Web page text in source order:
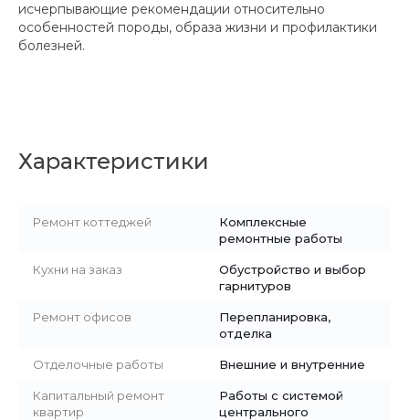
исчерпывающие рекомендации относительно
особенностей породы, образа жизни и профилактики
болезней.
Характеристики
Ремонт коттеджей
Комплексные
ремонтные работы
Кухни на заказ
Обустройство и выбор
гарнитуров
Ремонт офисов
Перепланировка,
отделка
Отделочные работы Внешние и внутренние
Капитальный ремонт
квартир
Работы с системой
центрального